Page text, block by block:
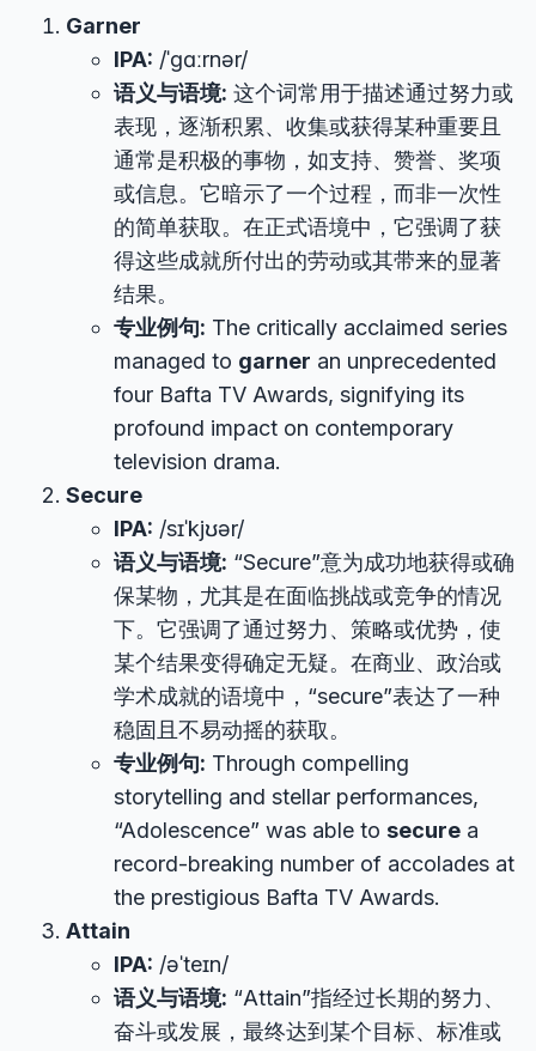
Garner
IPA: /ˈɡɑːrnər/
语义与语境: 这个词常用于描述通过努力或
表现，逐渐积累、收集或获得某种重要且
通常是积极的事物，如支持、赞誉、奖项
或信息。它暗示了一个过程，而非一次性
的简单获取。在正式语境中，它强调了获
得这些成就所付出的劳动或其带来的显著
结果。
专业例句: The critically acclaimed series
managed to garner an unprecedented
four Bafta TV Awards, signifying its
profound impact on contemporary
television drama.
Secure
IPA: /sɪˈkjʊər/
语义与语境: “Secure”意为成功地获得或确
保某物，尤其是在面临挑战或竞争的情况
下。它强调了通过努力、策略或优势，使
某个结果变得确定无疑。在商业、政治或
学术成就的语境中，“secure”表达了一种
稳固且不易动摇的获取。
专业例句: Through compelling
storytelling and stellar performances,
“Adolescence” was able to secure a
record-breaking number of accolades at
the prestigious Bafta TV Awards.
Attain
IPA: /əˈteɪn/
语义与语境: “Attain”指经过长期的努力、
奋斗或发展，最终达到某个目标、标准或